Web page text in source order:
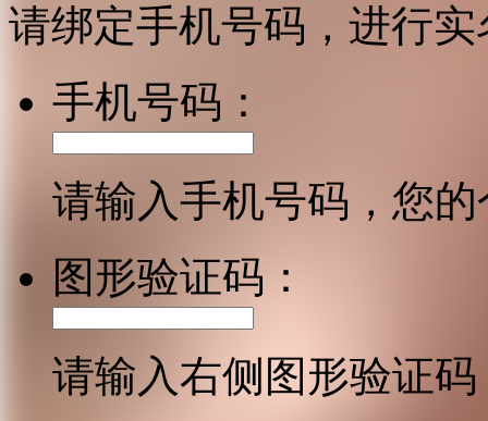
请绑定手机号码，进行
手机号码：
请输入手机号码，您
图形验证码：
请输入右侧图形验证码